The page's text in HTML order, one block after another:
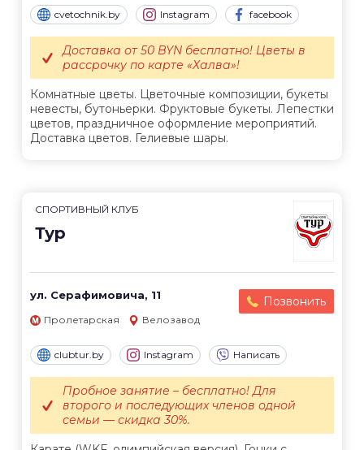
cvetochnik.by Instagram facebook
Комнатные цветы. Цветочные композиции, букеты
невесты, бутоньерки. Фруктовые букеты. Лепестки
цветов, праздничное оформление мероприятий.
Доставка цветов. Гелиевые шары.
Доставка от 50 BYN бесплатно! Цветы в
рассрочку по карте «Халва»!
СПОРТИВНЫЙ КЛУБ
Тур
ул. Серафимовича, 11 Позвонить
Пролетарская Велозавод
clubtur.by Instagram Написать
Пробное занятие – бесплатно! Для
второго и последующих членов одной
семьи — скидка 30%.